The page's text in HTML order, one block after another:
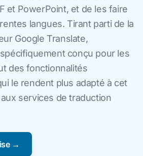
et PowerPoint, et de les faire
langues. Tirant parti de la
Google Translate,
conçu pour les
des fonctionnalités
le rendent plus adapté à cet
services de traduction
→